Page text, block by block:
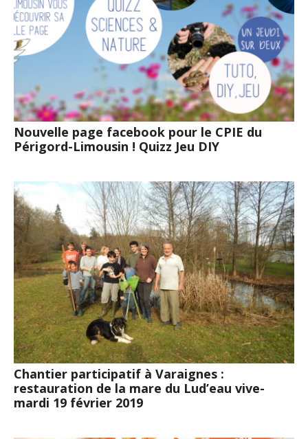
Nouvelle page facebook pour le CPIE du
Périgord-Limousin ! Quizz Jeu DIY
Chantier participatif à Varaignes :
restauration de la mare du Lud’eau vive-
mardi 19 février 2019